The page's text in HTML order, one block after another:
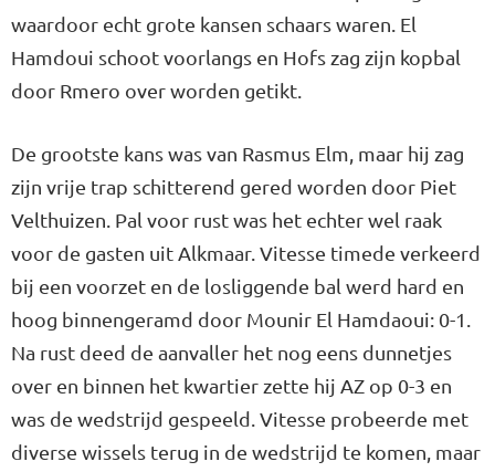
waardoor echt grote kansen schaars waren. El
Hamdoui schoot voorlangs en Hofs zag zijn kopbal
door Rmero over worden getikt.
De grootste kans was van Rasmus Elm, maar hij zag
zijn vrije trap schitterend gered worden door Piet
Velthuizen. Pal voor rust was het echter wel raak
voor de gasten uit Alkmaar. Vitesse timede verkeerd
bij een voorzet en de losliggende bal werd hard en
hoog binnengeramd door Mounir El Hamdaoui: 0-1.
Na rust deed de aanvaller het nog eens dunnetjes
over en binnen het kwartier zette hij AZ op 0-3 en
was de wedstrijd gespeeld. Vitesse probeerde met
diverse wissels terug in de wedstrijd te komen, maar